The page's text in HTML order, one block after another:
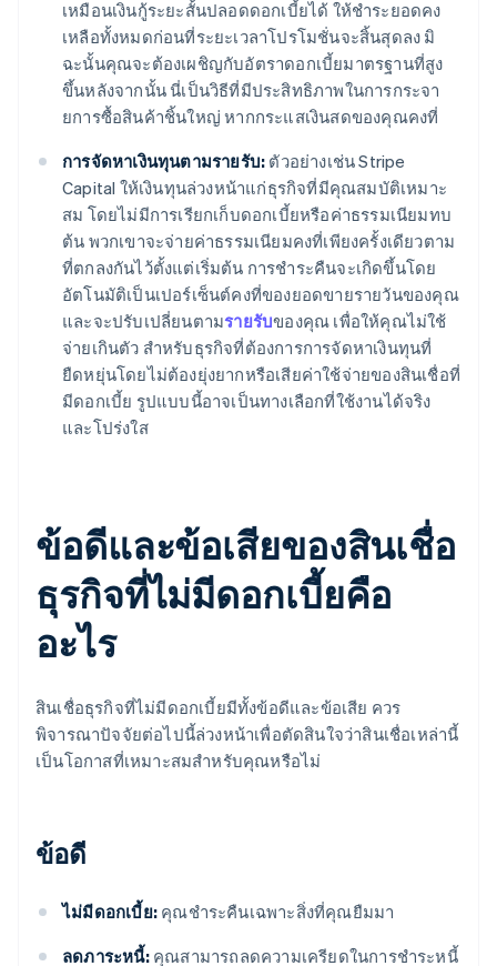
เหมือนเงินกู้ระยะสั้นปลอดดอกเบี้ยได้ ให้ชำระยอดคง
เหลือทั้งหมดก่อนที่ระยะเวลาโปรโมชั่นจะสิ้นสุดลง มิ
ฉะนั้นคุณจะต้องเผชิญกับอัตราดอกเบี้ยมาตรฐานที่สูง
ขึ้นหลังจากนั้น นี่เป็นวิธีที่มีประสิทธิภาพในการกระจา
ยการซื้อสินค้าชิ้นใหญ่ หากกระแสเงินสดของคุณคงที่
การจัดหาเงินทุนตามรายรับ: ตัวอย่างเช่น Stripe
Capital ให้เงินทุนล่วงหน้าแก่ธุรกิจที่มีคุณสมบัติเหมาะ
สม โดยไม่มีการเรียกเก็บดอกเบี้ยหรือค่าธรรมเนียมทบ
ต้น พวกเขาจะจ่ายค่าธรรมเนียมคงที่เพียงครั้งเดียวตาม
ที่ตกลงกันไว้ตั้งแต่เริ่มต้น การชำระคืนจะเกิดขึ้นโดย
อัตโนมัติเป็นเปอร์เซ็นต์คงที่ของยอดขายรายวันของคุณ
และจะปรับเปลี่ยนตามรายรับของคุณ เพื่อให้คุณไม่ใช้
จ่ายเกินตัว สำหรับธุรกิจที่ต้องการการจัดหาเงินทุนที่
ยืดหยุ่นโดยไม่ต้องยุ่งยากหรือเสียค่าใช้จ่ายของสินเชื่อที่
มีดอกเบี้ย รูปแบบนี้อาจเป็นทางเลือกที่ใช้งานได้จริง
และโปร่งใส
ข้อดีและข้อเสียของสินเชื่อ
ธุรกิจที่ไม่มีดอกเบี้ยคือ
อะไร
สินเชื่อธุรกิจที่ไม่มีดอกเบี้ยมีทั้งข้อดีและข้อเสีย ควร
พิจารณาปัจจัยต่อไปนี้ล่วงหน้าเพื่อตัดสินใจว่าสินเชื่อเหล่านี้
เป็นโอกาสที่เหมาะสมสำหรับคุณหรือไม่
ข้อดี
ไม่มีดอกเบี้ย: คุณชำระคืนเฉพาะสิ่งที่คุณยืมมา
ลดภาระหนี้:คุณสามารถลดความเครียดในการชำระหนี้